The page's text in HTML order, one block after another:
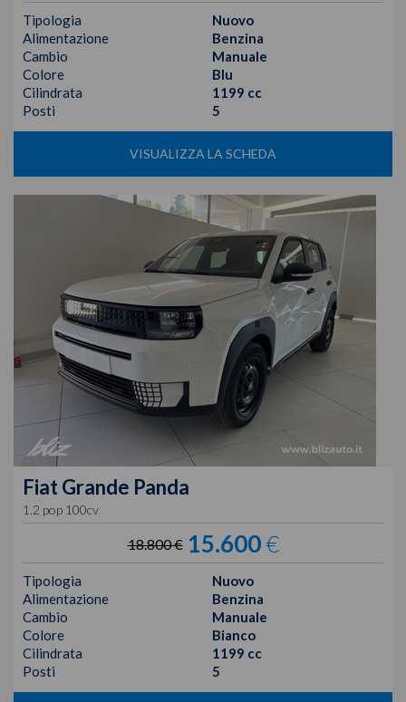
Tipologia
Nuovo
Alimentazione
Benzina
Cambio
Manuale
Colore
Blu
Cilindrata
1199 cc
Posti
5
VISUALIZZA LA SCHEDA
Fiat Grande Panda
1.2 pop 100cv
18.800 € 15.600€
Tipologia
Nuovo
Alimentazione
Benzina
Cambio
Manuale
Colore
Bianco
Cilindrata
1199 cc
Posti
5